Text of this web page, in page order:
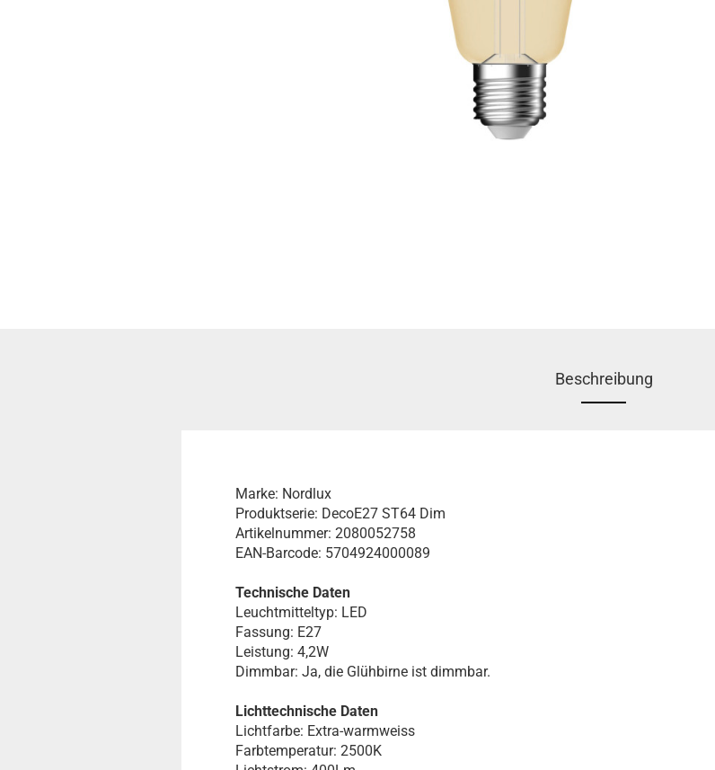
Beschreibung
Marke: Nordlux
Produktserie: DecoE27 ST64 Dim
Artikelnummer: 2080052758
EAN-Barcode: 5704924000089
Technische Daten
Leuchtmitteltyp: LED
Fassung: E27
Leistung: 4,2W
Dimmbar: Ja, die Glühbirne ist dimmbar.
Lichttechnische Daten
Lichtfarbe: Extra-warmweiss
Farbtemperatur: 2500K